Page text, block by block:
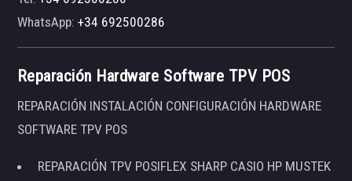
WhatsApp:+34 692500286
Reparación Hardware Software TPV POS
REPARACIÓN INSTALACIÓN CONFIGURACIÓN HARDWARE
SOFTWARE TPV POS
REPARACIÓN TPV POSIFLEX SHARP CASIO HP MUSTEK